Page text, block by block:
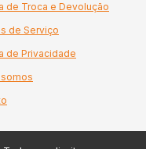
de Troca e Devolução
de Serviço
de Privacidade